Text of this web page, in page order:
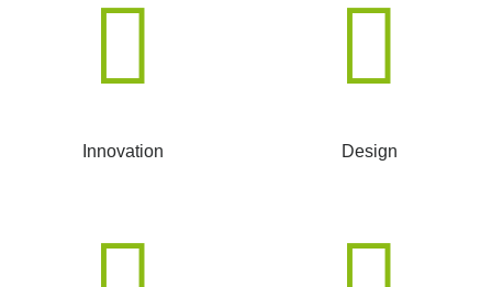
Innovation Design